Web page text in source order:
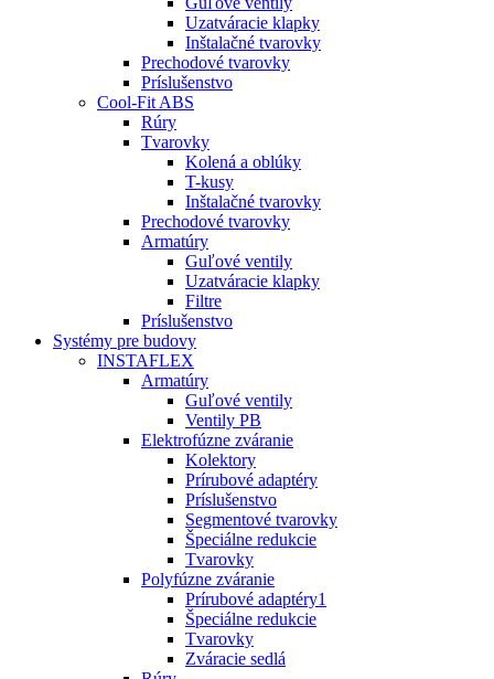
Uzatváracie klapky
Inštalačné tvarovky
Prechodové tvarovky
Príslušenstvo
Cool-Fit ABS
Rúry
Tvarovky
Kolená a oblúky
T-kusy
Inštalačné tvarovky
Prechodové tvarovky
Armatúry
Guľové ventily
Uzatváracie klapky
Filtre
Príslušenstvo
Systémy pre budovy
INSTAFLEX
Armatúry
Guľové ventily
Ventily PB
Elektrofúzne zváranie
Kolektory
Prírubové adaptéry
Príslušenstvo
Segmentové tvarovky
Špeciálne redukcie
Tvarovky
Polyfúzne zváranie
Prírubové adaptéry1
Špeciálne redukcie
Tvarovky
Zváracie sedlá